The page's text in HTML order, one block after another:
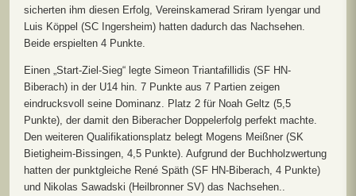
sicherten ihm diesen Erfolg, Vereinskamerad Sriram Iyengar und
Luis Köppel (SC Ingersheim) hatten dadurch das Nachsehen.
Beide erspielten 4 Punkte.
Einen „Start-Ziel-Sieg“ legte Simeon Triantafillidis (SF HN-
Biberach) in der U14 hin. 7 Punkte aus 7 Partien zeigen
eindrucksvoll seine Dominanz. Platz 2 für Noah Geltz (5,5
Punkte), der damit den Biberacher Doppelerfolg perfekt machte.
Den weiteren Qualifikationsplatz belegt Mogens Meißner (SK
Bietigheim-Bissingen, 4,5 Punkte). Aufgrund der Buchholzwertung
hatten der punktgleiche René Späth (SF HN-Biberach, 4 Punkte)
und Nikolas Sawadski (Heilbronner SV) das Nachsehen..